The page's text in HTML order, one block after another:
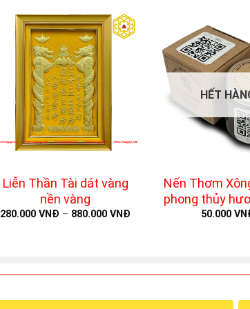
Liễn Thần Tài dát vàng
nền vàng
280.000VNĐ – 880.000VNĐ
HẾT
Nến Thơm
phong thủy
(Vanilla)
50.000